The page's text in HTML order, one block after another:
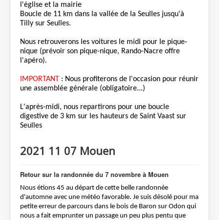
l'église et la mairie
Boucle de 11 km dans la vallée de la Seulles jusqu'à
Tilly sur Seulles.
Nous retrouverons les voitures le midi pour le pique-
nique (prévoir son pique-nique, Rando-Nacre offre
l'apéro).
IMPORTANT : Nous profiterons de l'occasion pour réunir
une assemblée générale (obligatoire...)
L'après-midi, nous repartirons pour une boucle
digestive de 3 km sur les hauteurs de Saint Vaast sur
Seulles
2021 11 07 Mouen
Retour sur la randonnée du 7 novembre à Mouen
Nous étions 45 au départ de cette belle randonnée
d'automne avec une météo favorable. Je suis désolé pour ma
petite erreur de parcours dans le bois de Baron sur Odon qui
nous a fait emprunter un passage un peu plus pentu que